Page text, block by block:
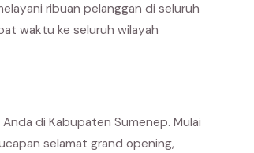
ribuan pelanggan di seluruh
waktu ke seluruh wilayah
di Kabupaten Sumenep. Mulai
selamat grand opening,